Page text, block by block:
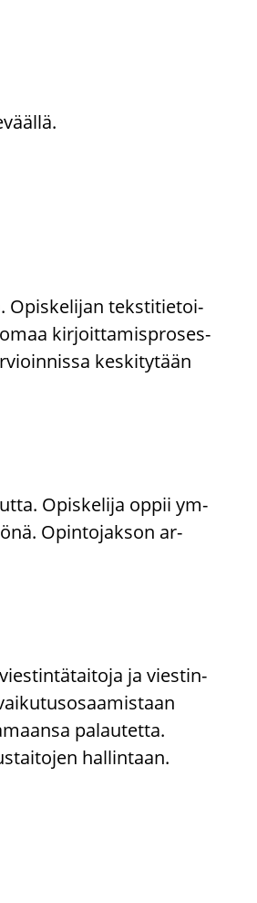
Opis­ke­li­jan teks­ti­tie­toi­
kir­joit­ta­mis­pro­ses­
kes­ki­ty­tään
Opis­ke­li­ja oppii ym­
Opin­to­jak­son ar­
ja vies­tin­
pa­lau­tet­ta.
hal­lin­taan.